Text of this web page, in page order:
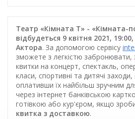
Театр «Кімната Т» - «Кімната-
відбудеться 9 квітня 2021,
Актора. За допомогою сервісу
зможете з легкістю забронювати,
квитки на концерт, спектакль,
класи, спортивні та дитячі
оплативши їх найбільш зручним
через інтернет банківською
готівкою або кур'єром, якщо
квитка з доставкою.